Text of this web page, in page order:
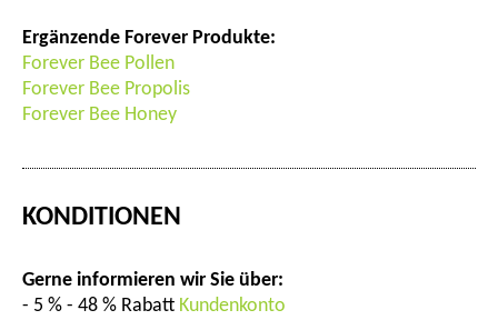
Ergänzende Forever Produkte:
Forever Bee Pollen
Forever Bee Propolis
Forever Bee Honey
KONDITIONEN
Gerne informieren wir Sie über:
- 5 % - 48 % Rabatt Kundenkonto